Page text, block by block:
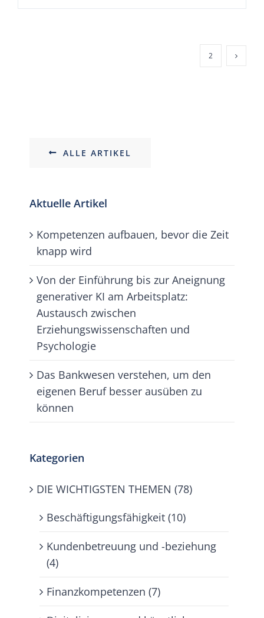
2
ALLE ARTIKEL
Aktuelle Artikel
Kompetenzen aufbauen, bevor die Zeit
knapp wird
Von der Einführung bis zur Aneignung
generativer KI am Arbeitsplatz:
Austausch zwischen
Erziehungswissenschaften und
Psychologie
Das Bankwesen verstehen, um den
eigenen Beruf besser ausüben zu
können
Kategorien
DIE WICHTIGSTEN THEMEN (78)
Beschäftigungsfähigkeit (10)
Kundenbetreuung und -beziehung
(4)
Finanzkompetenzen (7)